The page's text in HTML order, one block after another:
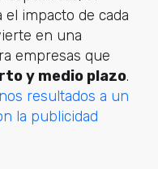
impacto de cada
en una
empresas que
y medio plazo.
resultados a un
la publicidad